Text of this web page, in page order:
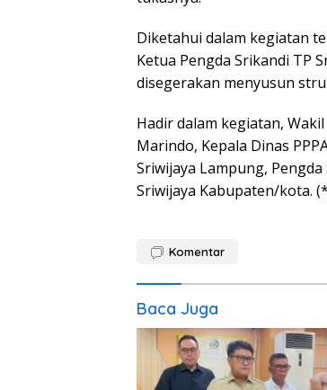
Diketahui dalam kegiatan
Ketua Pengda Srikandi TP
disegerakan menyusun
Hadir dalam kegiatan,
Marindo, Kepala Dinas
Sriwijaya Lampung,
Sriwijaya Kabupaten/kota.
Komentar
Baca Juga